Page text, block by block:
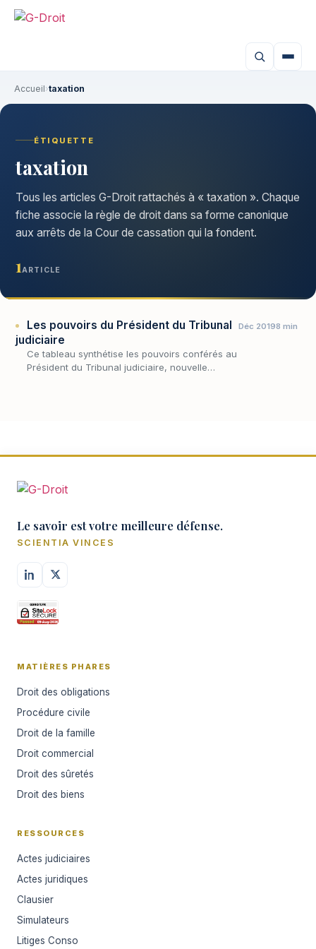
Accueil›taxation
ÉTIQUETTE
taxation
Tous les articles G-Droit rattachés à « taxation ». Chaque
fiche associe la règle de droit dans sa forme canonique
aux arrêts de la Cour de cassation qui la fondent.
1 ARTICLE
Les pouvoirs du Président du Tribunal
judiciaire
Ce tableau synthétise les pouvoirs conférés au
Président du Tribunal judiciaire, nouvelle
Déc 20198 min
Le savoir est votre meilleure défense.
SCIENTIA VINCES
MATIÈRES PHARES
Droit des obligations
Procédure civile
Droit de la famille
Droit commercial
Droit des sûretés
Droit des biens
RESSOURCES
Actes judiciaires
Actes juridiques
Clausier
Simulateurs
Litiges Conso